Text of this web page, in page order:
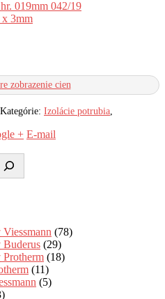
019mm 042/19
x 3mm
zobrazenie cien
Kategórie: Izolácie potrubia
+ E-mail
(78)
Buderus (29)
(18)
(11)
(5)